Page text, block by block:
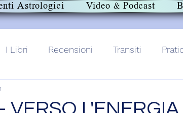
Astrologici Video & Podcast
I Libri Recensioni Transiti
VERSO L'ENERGIA